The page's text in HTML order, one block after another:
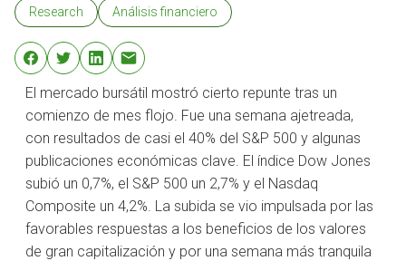
Research Análisis financiero
El mercado bursátil mostró cierto repunte tras un
comienzo de mes flojo. Fue una semana ajetreada,
con resultados de casi el 40% del S&P 500 y algunas
publicaciones económicas clave. El índice Dow Jones
subió un 0,7%, el S&P 500 un 2,7% y el Nasdaq
Composite un 4,2%. La subida se vio impulsada por las
favorables respuestas a los beneficios de los valores
de gran capitalización y por una semana más tranquila